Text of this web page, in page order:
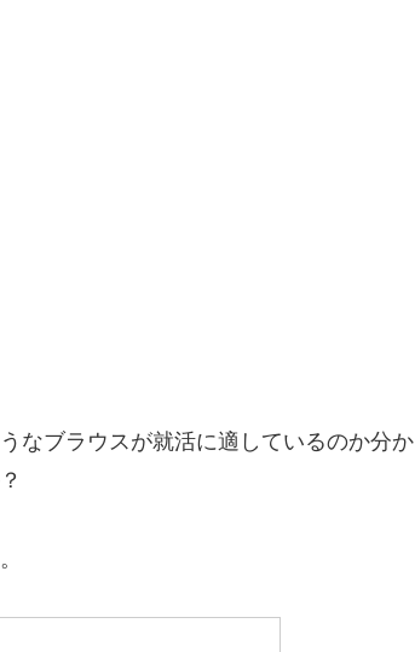
なブラウスが就活に適しているのか分か